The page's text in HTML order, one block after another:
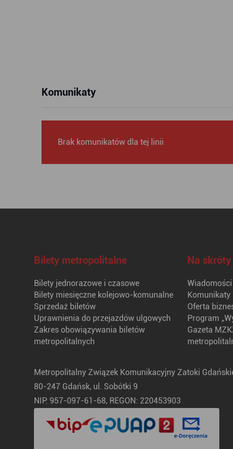
Komunikaty
Brak komunikatów dla tej linii
Bilety metropolitalne
Bilety jednorazowe i czasowe
Bilety miesięczne kolejowo-komunalne
Sprzedaż biletów
Uprawnienia do przejazdów ulgowych
Zakres obowiązywania biletów
metropolitalnych
Na skróty
Komunikaty
Oferta
Program
Gazeta
Metropolitalny Związek Komunikacyjny Zatoki
80-247 Gdańsk, ul. Sobótki 9
NIP: 957-097-61-68, REGON: 220453903